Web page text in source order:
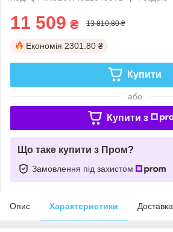
11 509 ₴ 13 810,80 ₴
Економія 2301.80 ₴
Купити
або
Купити з
Що таке купити з Пром?
Замовлення під захистом
Опис Характеристики Доставка